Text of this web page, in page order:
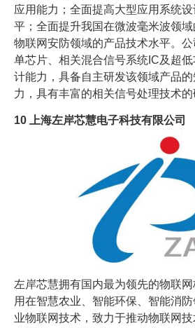
应用能力；全面提高大型应用系统
平；全面提升我国在微波毫米波领
物联网安防领域的产品技术水平。
单芯片、相关混合信号系统IC及超
计能力，具备自主研发该领域产品
力，具有丰富的相关信号处理技术的
10 上海左岸芯慧电子科技有限公司
左岸芯慧拥有国内最为领先的物联
用在智慧农业、智能环保、智能消
业物联网技术，致力于推动物联网